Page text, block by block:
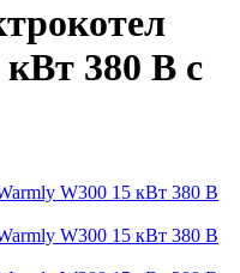
380 В с